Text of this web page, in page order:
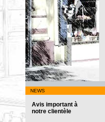
NEWS
Avis important à
notre clientèle